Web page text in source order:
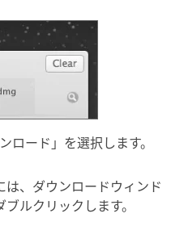
ロード」を選択します。
、ダウンロードウィンド
ルクリックします。